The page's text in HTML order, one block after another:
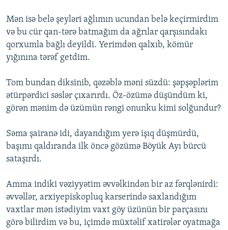
Mən isə belə şeyləri ağlımın ucundan belə keçirmirdim
və bu cür qan-tərə batmağım da ağrılar qarşısındakı
qorxumla bağlı deyildi. Yerimdən qalxıb, kömür
yığınına tərəf getdim.
Tom bundan diksinib, qəzəblə məni süzdü: şəpşəplərim
ətürpərdici səslər çıxarırdı. Öz-özümə düşündüm ki,
görən mənim də üzümün rəngi onunku kimi solğundur?
Səma şairanə idi, dayandığım yerə işıq düşmürdü,
başımı qaldıranda ilk öncə gözümə Böyük Ayı bürcü
sataşırdı.
Amma indiki vəziyyətim əvvəlkindən bir az fərqlənirdi:
əvvəllər, arxiyepiskopluq karserində saxlandığım
vaxtlar mən istədiyim vaxt göy üzünün bir parçasını
görə bilirdim və bu, içimdə müxtəlif xatirələr oyatmağa